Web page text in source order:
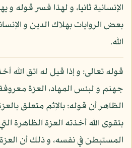
الإنسانية ثانيا، و لهذا فسر قوله
بعض الروايات بهلاك الدين و
الله.
قوله تعالى: و إذا قيل له اتق الله
جهنم و لبئس المهاد، العزة
الظاهر أن قوله: بالإثم متعلق
بتقوى الله أخذته العزة الظاهرة
المستبطن في نفسه، و ذلك أن